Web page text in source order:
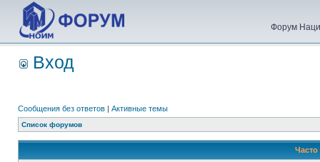
Форум
Вход
Сообщения без ответов | Активные темы
Список форумов